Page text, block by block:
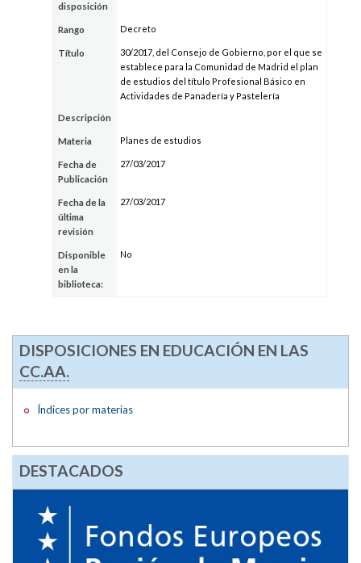
disposición
Rango Decreto
Título
30/2017, del Consejo de Gobierno, por el que se
establece para la Comunidad de Madrid el plan
de estudios del título Profesional Básico en
Actividades de Panadería y Pastelería
Descripción
Materia Planes de estudios
Fecha de
Publicación
27/03/2017
Fecha de la
última
revisión
27/03/2017
Disponible
en la
biblioteca:
No
DISPOSICIONES EN EDUCACIÓN EN LAS
CC.AA.
Índices por materias
DESTACADOS